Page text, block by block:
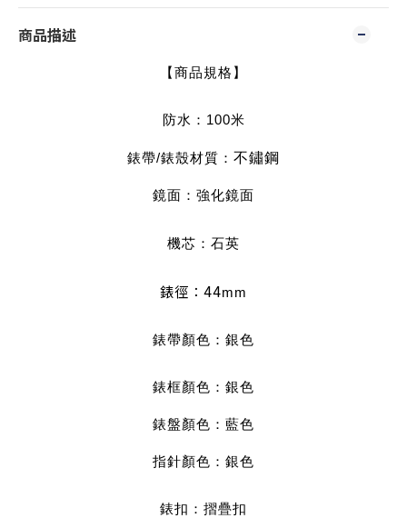
商品描述
【商品規格】
防水：100米
錶帶/錶殼材質： 不鏽鋼
鏡面：強化鏡面
機芯：石英
錶徑：44mm
錶帶顏色 ：銀色
錶框顏色 ：銀色
錶盤顏色： 藍色
指針顏色：銀色
錶扣：摺疊扣